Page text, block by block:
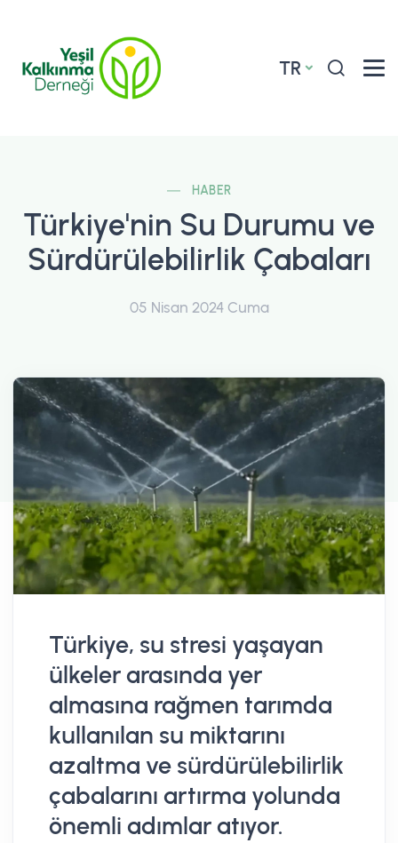
TR
HABER
Türkiye'nin Su Durumu ve
Sürdürülebilirlik Çabaları
05 Nisan 2024 Cuma
Türkiye, su stresi yaşayan
ülkeler arasında yer
almasına rağmen tarımda
kullanılan su miktarını
azaltma ve sürdürülebilirlik
çabalarını artırma yolunda
önemli adımlar atıyor.